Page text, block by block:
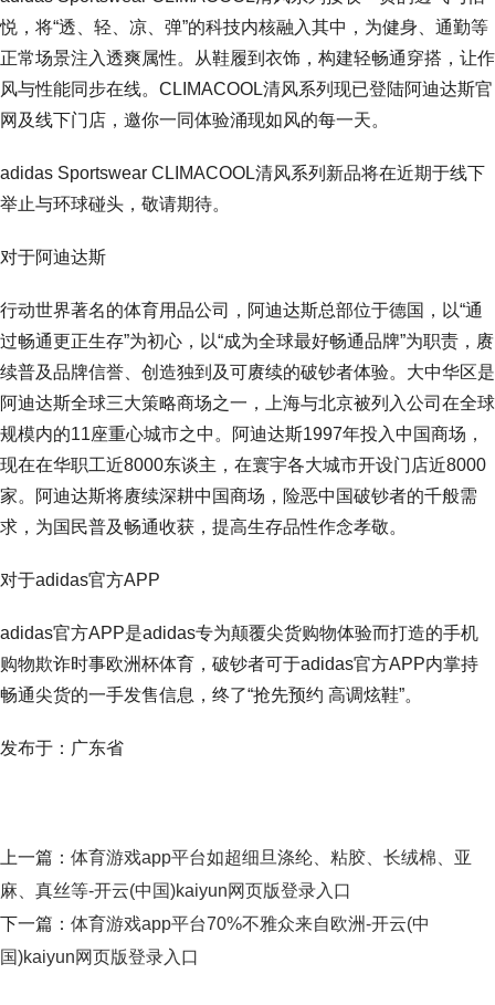
悦，将“透、轻、凉、弹”的科技内核融入其中，为健身、通勤等
正常场景注入透爽属性。从鞋履到衣饰，构建轻畅通穿搭，让作
风与性能同步在线。CLIMACOOL清风系列现已登陆阿迪达斯官
网及线下门店，邀你一同体验涌现如风的每一天。
adidas Sportswear CLIMACOOL清风系列新品将在近期于线下
举止与环球碰头，敬请期待。
对于阿迪达斯
行动世界著名的体育用品公司，阿迪达斯总部位于德国，以“通
过畅通更正生存”为初心，以“成为全球最好畅通品牌”为职责，赓
续普及品牌信誉、创造独到及可赓续的破钞者体验。大中华区是
阿迪达斯全球三大策略商场之一，上海与北京被列入公司在全球
规模内的11座重心城市之中。阿迪达斯1997年投入中国商场，
现在在华职工近8000东谈主，在寰宇各大城市开设门店近8000
家。阿迪达斯将赓续深耕中国商场，险恶中国破钞者的千般需
求，为国民普及畅通收获，提高生存品性作念孝敬。
对于adidas官方APP
adidas官方APP是adidas专为颠覆尖货购物体验而打造的手机
购物欺诈时事欧洲杯体育，破钞者可于adidas官方APP内掌持
畅通尖货的一手发售信息，终了“抢先预约 高调炫鞋”。
发布于：广东省
上一篇： 体育游戏app平台如超细旦涤纶、粘胶、长绒棉、亚
麻、真丝等-开云(中国)kaiyun网页版登录入口
下一篇： 体育游戏app平台70%不雅众来自欧洲-开云(中
国)kaiyun网页版登录入口